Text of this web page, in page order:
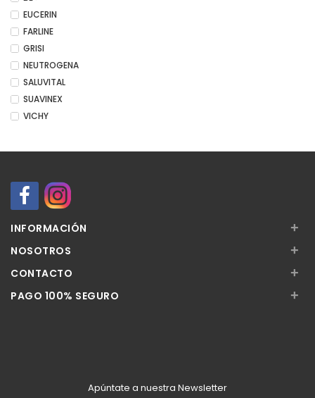
EUCERIN
FARLINE
GRISI
NEUTROGENA
SALUVITAL
SUAVINEX
VICHY
INFORMACIÓN +
NOSOTROS +
CONTACTO +
PAGO 100% SEGURO +
Apúntate a nuestra Newsletter